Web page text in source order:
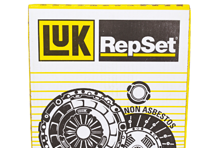
Temos outras opções mais